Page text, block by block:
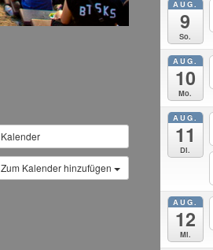
Kalender
Zum Kalender hinzufügen
AUG.
9
So.
AUG.
10
Mo.
AUG.
11
Di.
AUG.
12
Mi.